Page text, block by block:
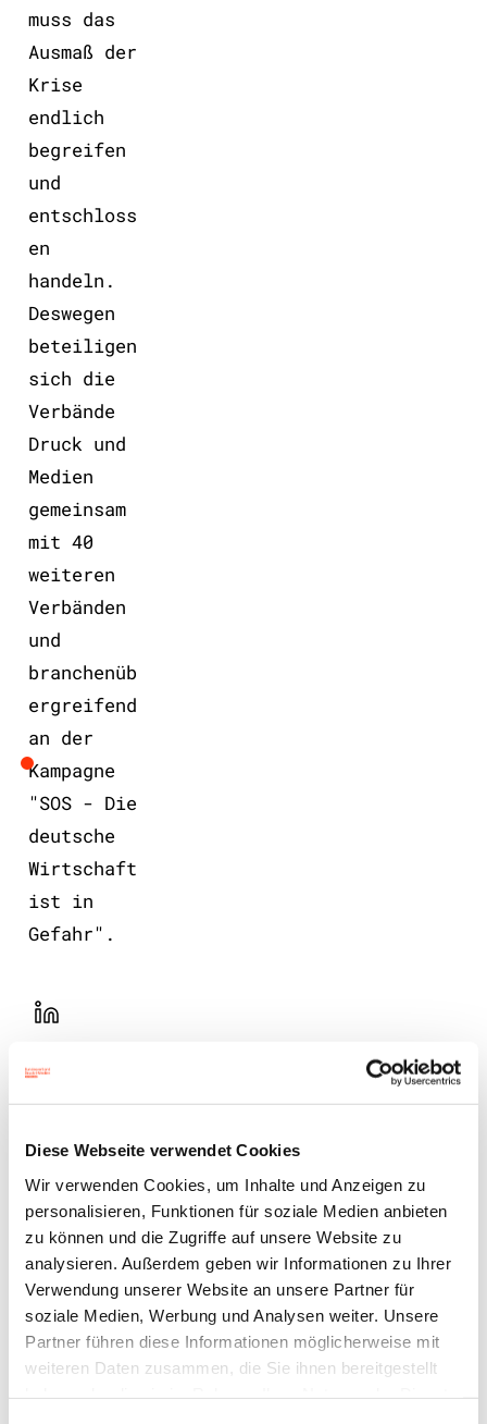
Diese Webseite verwendet Cookies
Wir verwenden Cookies, um Inhalte und Anzeigen zu
personalisieren, Funktionen für soziale Medien anbieten
zu können und die Zugriffe auf unsere Website zu
analysieren. Außerdem geben wir Informationen zu Ihrer
Verwendung unserer Website an unsere Partner für
soziale Medien, Werbung und Analysen weiter. Unsere
Partner führen diese Informationen möglicherweise mit
weiteren Daten zusammen, die Sie ihnen bereitgestellt
muss das
Ausmaß der
Krise
endlich
begreifen
und
entschloss
en
handeln.
Deswegen
beteiligen
sich die
Verbände
Druck und
Medien
gemeinsam
mit 40
weiteren
Verbänden
und
branchenüb
ergreifend
an der
Kampagne
"SOS - Die
deutsche
Wirtschaft
ist in
Gefahr".
LinekdIn
Xing
Plattform
Natives
Sharing
E-
Mail
Drucker